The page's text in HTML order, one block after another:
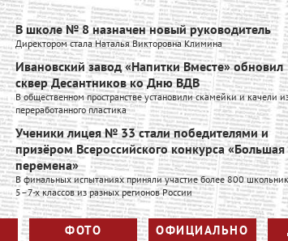
В школе № 8 назначен новый руководитель
Директором стала Наталья Викторовна Климина
Ивановский завод «Напитки Вместе» обновил
сквер Десантников ко Дню ВДВ
В общественном пространстве установили скамейки и качели
переработанного пластика
Ученики лицея № 33 стали победителями и
призёром Всероссийского конкурса «Большая
перемена»
В финальных испытаниях приняли участие более 800
5–7-х классов из разных регионов России
ФОТО ОФИЦИАЛЬНО